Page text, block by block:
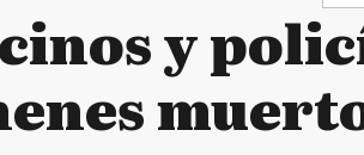
y